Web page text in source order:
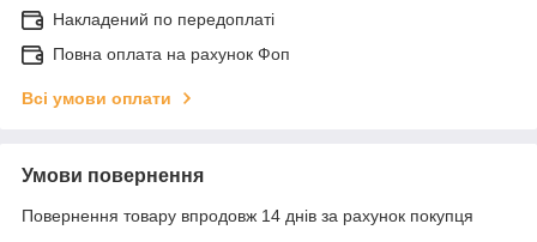
Накладений по передоплаті
Повна оплата на рахунок Фоп
Всі умови оплати
Умови повернення
Повернення товару впродовж 14 днів за рахунок покупця